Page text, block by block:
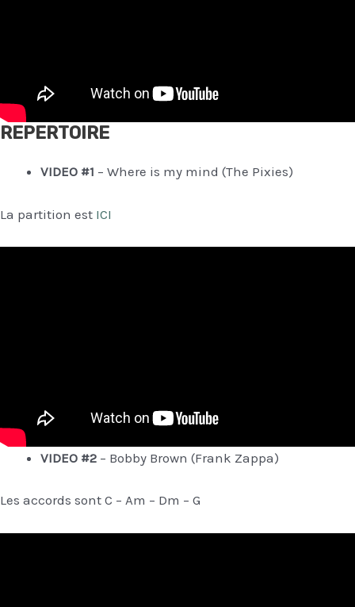
REPERTOIRE
VIDEO #1 – Where is my mind (The Pixies)
La partition est ICI
VIDEO #2 – Bobby Brown (Frank Zappa)
Les accords sont C – Am – Dm – G